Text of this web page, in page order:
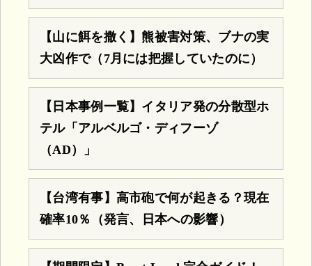
【山に餌を撒く】熊被害対策、ブナの実
大凶作で（7月には把握していたのに）
【日本事例一覧】イタリア発の分散型ホ
テル「アルベルゴ・ディフーゾ
（AD）」
【台湾有事】高市砲で何が起きる？現在
確率10％（発言、日本への影響）